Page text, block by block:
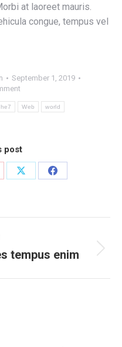
at laoreet mauris.
congue, tempus vel
September 1, 2019
Web world
post
Share
Share
tempus enim